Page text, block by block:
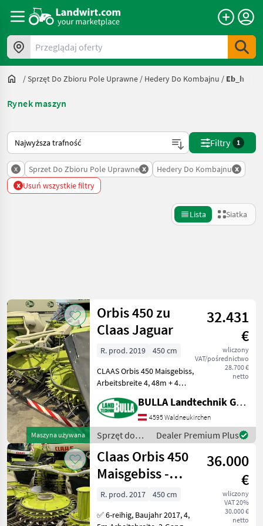
Przeglądaj oferty
/Sprzęt Do Zbioru Pole Uprawne / Hedery Do Kombajnu / Eb_h
Rynek maszyn
Tak sortuje się na Landwirt.com
Filtry 1
x Sprzet Do Zbioru Pole Uprawne x Hedery Do Kombajnu x
x Usuń wszystkie filtry
Lista Siatka
Kategoria 3 Kraj Filtry
AKTUALNA
ŚCIEŻKA
technika
rolnicza
Sprzet Do
Zbioru
Pole
Uprawne
Hedery Do
Kombajnu
WYBIERZ
KATEGORIĘ
Geringhoff
27
Zresetuj
Pokaż 94
wyników
Maszyna używana
Orbis 450 zu
Claas Jaguar
32.431
€
wliczony
VAT/pośrednictwo
28.700 €
netto
R. prod. 2019
450 cm
CLAAS Orbis 450 Maisgebiss,
Arbeitsbreite 4, 48m + 4
gleichläufigen
Messerscheiben + 2
Einspeisetrommeln + Bj.
2019 + Transportschutz + La
BULLA Landtechnik GmbH
4595 Waldneukirchen
Sprzęt do
zbioru pole
uprawne /
Claas
Dealer Premium Plus
Claas Orbis 450
Maisgebiss -
(gebrauchter
Maisvorsatz)
36.000
€
wliczony
VAT 20%
30.000 €
netto
R. prod. 2017
450 cm
✅ 6-reihig, Baujahr 2017, 4,